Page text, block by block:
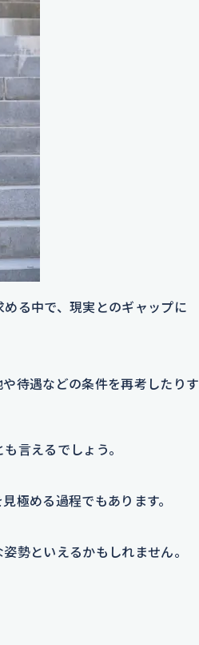
る中で、現実とのギャップに
待遇などの条件を再考したりす
言えるでしょう。
極める過程でもあります。
勢といえるかもしれません。